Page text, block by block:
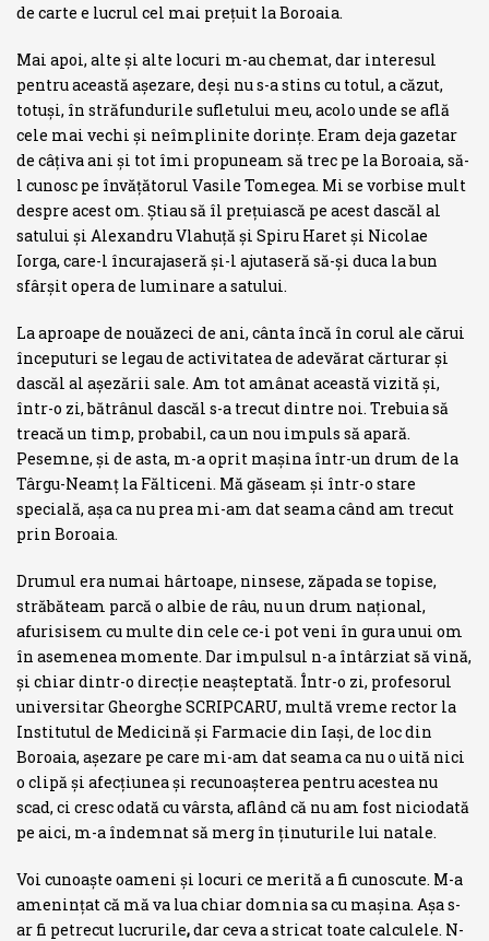
de carte e lucrul cel mai preţuit la Boroaia.
Mai apoi, alte şi alte locuri m-au chemat, dar interesul
pentru această aşezare, deşi nu s-a stins cu totul, a căzut,
totuşi, în străfundurile sufletului meu, acolo unde se află
cele mai vechi şi neîmplinite dorinţe. Eram deja gazetar
de câţiva ani şi tot îmi propuneam să trec pe la Boroaia, să-
l cunosc pe învăţătorul Vasile Tomegea. Mi se vorbise mult
despre acest om. Ştiau să îl preţuiască pe acest dascăl al
satului şi Alexandru Vlahuţă şi Spiru Haret şi Nicolae
Iorga, care-l încurajaseră şi-l ajutaseră să-şi duca la bun
sfârşit opera de luminare a satului.
La aproape de nouăzeci de ani, cânta încă în corul ale cărui
începuturi se legau de activitatea de ade­vărat cărturar şi
dascăl al aşezării sale. Am tot amânat această vizită şi,
într-o zi, bătrânul dascăl s-a trecut dintre noi. Trebuia să
treacă un timp, probabil, ca un nou impuls să apară.
Pesemne, şi de asta, m-a oprit maşina într-un drum de la
Târgu-Neamţ la Fălticeni. Mă găseam şi într-o stare
specială, aşa ca nu prea mi-am dat seama când am trecut
prin Boroaia.
Drumul era numai hârtoape, ninsese, zăpada se topise,
străbăteam parcă o albie de râu, nu un drum naţional,
afurisisem cu multe din cele ce-i pot veni în gura unui om
în asemenea momente. Dar impulsul n-a în­târziat să vină,
şi chiar dintr-o direcţie neaşteptată. Într-o zi, profesorul
universitar Gheorghe SCRIPCARU, multă vreme rector la
Institutul de Medicină şi Farmacie din Iaşi, de loc din
Boroaia, aşezare pe care mi-am dat seama ca nu o uită nici
o clipă şi afecţiunea şi recunoaşterea pen­tru acestea nu
scad, ci cresc odată cu vârsta, aflând că nu am fost nicio­dată
pe aici, m-a îndemnat să merg în ţinuturile lui natale.
Voi cunoaşte oameni şi locuri ce merită a fi cunoscute. M-a
ameninţat că mă va lua chiar domnia sa cu maşina. Aşa s-
ar fi petrecut lucrurile,dar ceva a stricat toate calculele. N-